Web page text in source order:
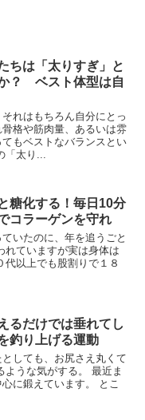
ちは「太りすぎ」と
？ ベスト体型は自
れはもちろん自分にとっ
格や筋肉量、あるいは雰
もベストなバランスとい
「太り...
糖化する！毎日10分
コラーゲンを守れ
いたのに、年を追うごと
ていますが実は身体は
以上でも股割りで１８
るだけでは垂れてし
釣り上げる運動
しても、お尻さえ丸くて
うな気がする。 最近ま
に鍛えています。 とこ